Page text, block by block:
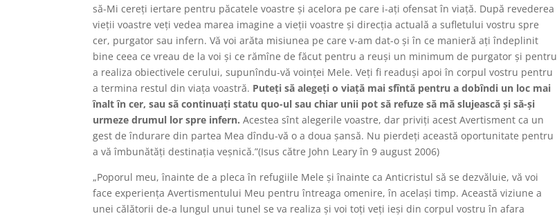
să-Mi cereți iertare pentru păcatele voastre și acelora pe care i-ați ofensat în viață. După revederea
vieţii voastre veţi vedea marea imagine a vieţii voastre şi direcţia actuală a sufletului vostru spre
cer, purgator sau infern. Vă voi arăta misiunea pe care v-am dat-o şi în ce manieră aţi îndeplinit
bine ceea ce vreau de la voi şi ce rămîne de făcut pentru a reuşi un minimum de purgator şi pentru
a realiza obiectivele cerului, supunîndu-vă voinţei Mele. Veţi fi readuşi apoi în corpul vostru pentru
a termina restul din viaţa voastră. Puteţi să alegeţi o viaţă mai sfîntă pentru a dobîndi un loc mai
înalt în cer, sau să continuaţi statu quo-ul sau chiar unii pot să refuze să mă slujească şi să-şi
urmeze drumul lor spre infern. Acestea sînt alegerile voastre, dar priviţi acest Avertisment ca un
gest de îndurare din partea Mea dîndu-vă o a doua şansă. Nu pierdeţi această oportunitate pentru
a vă îmbunătăţi destinaţia veşnică.”(Isus către John Leary în 9 august 2006)
„Poporul meu, înainte de a pleca în refugiile Mele şi înainte ca Anticristul să se dezvăluie, vă voi
face experienţa Avertismentului Meu pentru întreaga omenire, în acelaşi timp. Această viziune a
unei călătorii de-a lungul unui tunel se va realiza şi voi toţi veţi ieşi din corpul vostru în afara